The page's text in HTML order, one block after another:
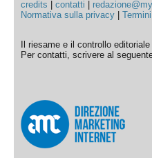
credits |contatti
Normativa sulla privacy |
Il riesame e il controllo
Per contatti, scrivere al